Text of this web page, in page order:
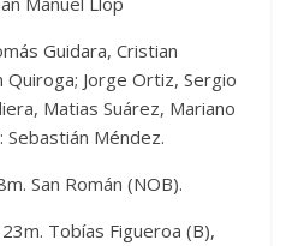
Guidara, Cristian
Quiroga; Jorge Ortiz, Sergio
Matias Suárez, Mariano
Méndez.
San Román (NOB).
Tobías Figueroa (B),